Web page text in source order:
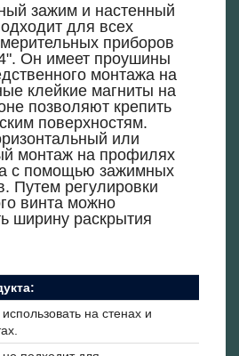
зажим и настенный
для всех
приборов
Он имеет проушины
монтажа на
клейкие магниты на
позволяют крепить
поверхностям.
или
монтаж на профилях
с помощью зажимных
Путем регулировки
винта можно
ширину раскрытия
на стенах и